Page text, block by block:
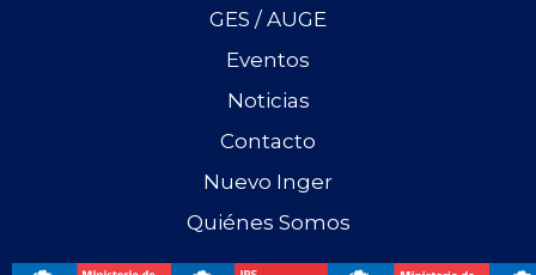
GES / AUGE
Eventos
Noticias
Contacto
Nuevo Inger
Quiénes Somos